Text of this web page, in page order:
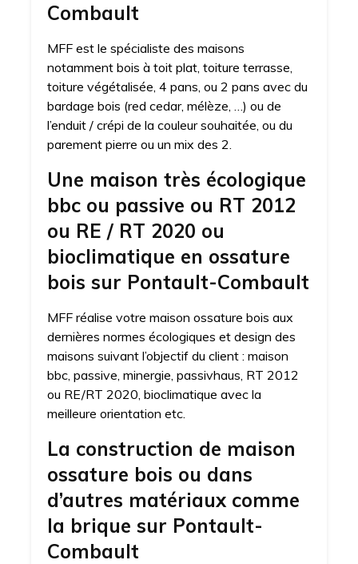
Combault
MFF est le spécialiste des maisons
notamment bois à toit plat, toiture terrasse,
toiture végétalisée, 4 pans, ou 2 pans avec du
bardage bois (red cedar, mélèze, …) ou de
l’enduit / crépi de la couleur souhaitée, ou du
parement pierre ou un mix des 2.
Une maison très écologique
bbc ou passive ou RT 2012
ou RE / RT 2020 ou
bioclimatique en ossature
bois sur Pontault-Combault
MFF réalise votre maison ossature bois aux
dernières normes écologiques et design des
maisons suivant l’objectif du client : maison
bbc, passive, minergie, passivhaus, RT 2012
ou RE/RT 2020, bioclimatique avec la
meilleure orientation etc.
La construction de maison
ossature bois ou dans
d’autres matériaux comme
la brique sur Pontault-
Combault